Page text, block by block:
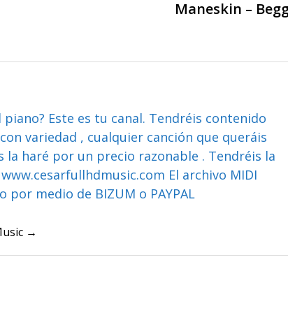
Maneskin –
Este es tu canal. Tendréis contenido
variedad , cualquier canción que queráis
haré por un precio razonable . Tendréis la
El archivo MIDI
medio de BIZUM o PAYPAL
→